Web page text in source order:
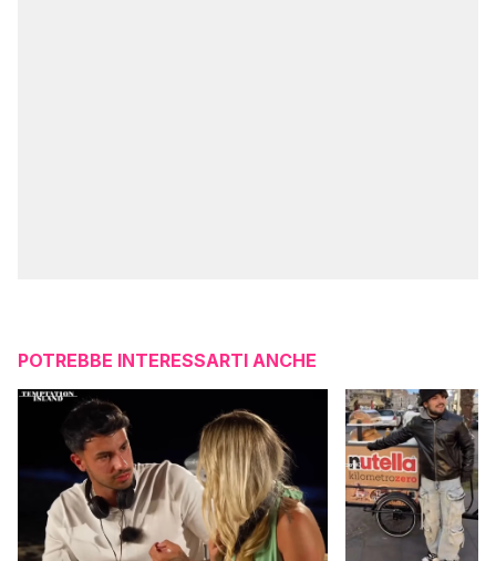
POTREBBE INTERESSARTI ANCHE